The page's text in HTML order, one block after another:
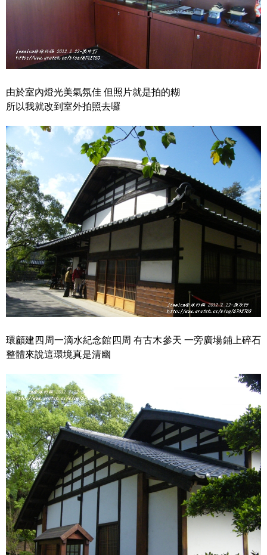
由於室內燈光美氣氛佳 但照片就是拍的糊
所以我就改到室外拍照去囉
環顧建四周一滴水紀念館四周 有古木參天 一旁廣場鋪上碎石
整體來說這環境真是清幽